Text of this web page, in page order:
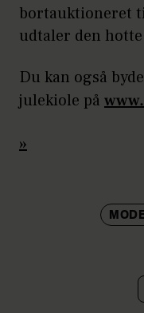
bortauktioneret
udtaler den
Du kan også
julekiole på
»